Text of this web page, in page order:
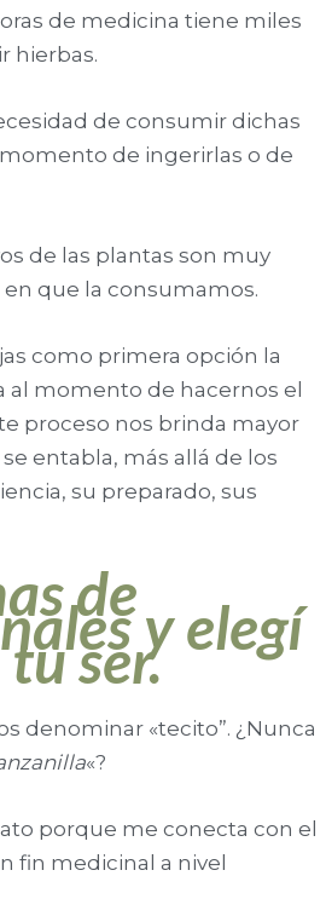
de medicina tiene miles
hierbas.
de consumir dichas
de ingerirlas o de
de las plantas son muy
que la consumamos.
como primera opción la
al momento de hacernos el
proceso nos brinda mayor
entabla, más allá de los
su preparado, sus
dey elegí
ser.
denominar «tecito”. ¿Nunca
«?
porque me conecta con el
fin medicinal a nivel